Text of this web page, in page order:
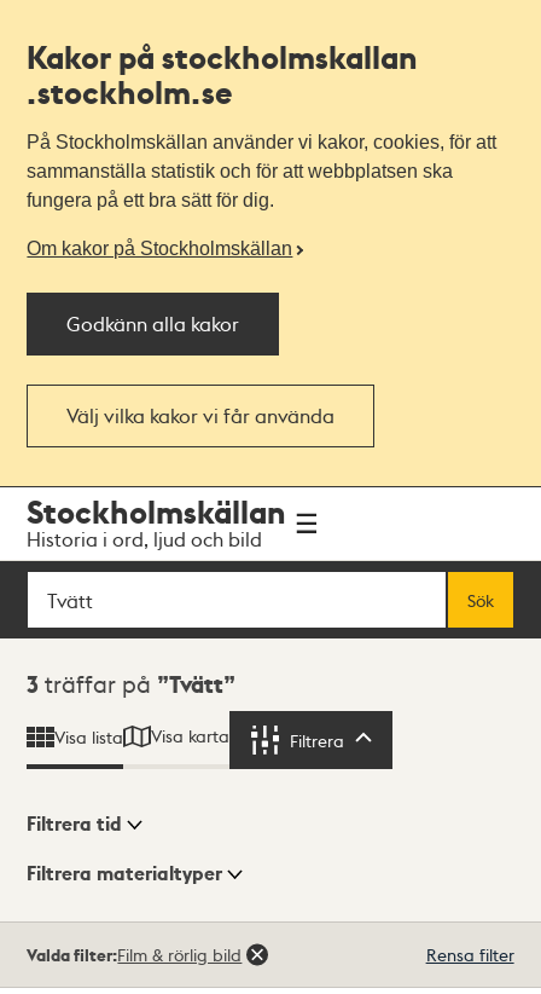
Kakor på stockholmskallan
.stockholm.se
På Stockholmskällan använder vi kakor, cookies, för att
sammanställa statistik och för att webbplatsen ska
fungera på ett bra sätt för dig.
Om kakor på Stockholmskällan
Godkänn alla kakor
Välj vilka kakor vi får använda
navigationen
huvudinnehållet
Stockholmskällan
Historia i ord, ljud och bild
Sök
Sök
Sökresultat
3 träffar på Tvätt
Visa lista Visa karta Filtrera
Visningsläge
Filtrera tid
Filtrera materialtyper
träffar
Valda filter:Film & rörlig bild Rensa filter